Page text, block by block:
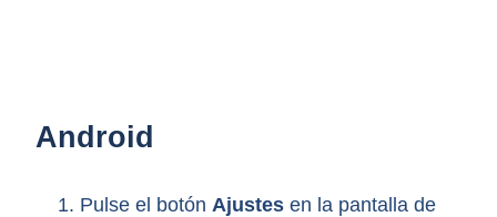
Android
Pulse el botón Ajustes en la pantalla de